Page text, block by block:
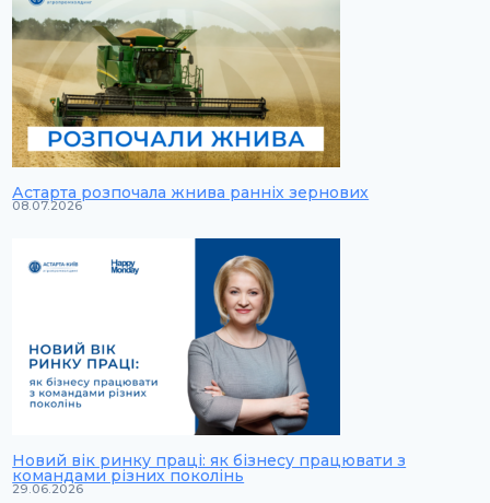
Астарта розпочала жнива ранніх зернових
08.07.2026
Новий вік ринку праці: як бізнесу працювати з
командами різних поколінь
29.06.2026